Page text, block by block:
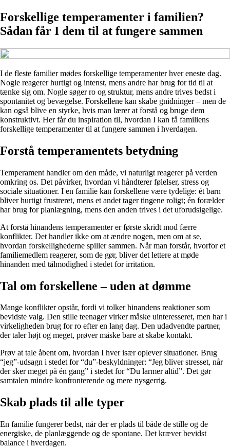
Forskellige temperamenter i familien?
Sådan får I dem til at fungere sammen
I de fleste familier mødes forskellige temperamenter hver eneste dag.
Nogle reagerer hurtigt og intenst, mens andre har brug for tid til at
tænke sig om. Nogle søger ro og struktur, mens andre trives bedst i
spontanitet og bevægelse. Forskellene kan skabe gnidninger – men de
kan også blive en styrke, hvis man lærer at forstå og bruge dem
konstruktivt. Her får du inspiration til, hvordan I kan få familiens
forskellige temperamenter til at fungere sammen i hverdagen.
Forstå temperamentets betydning
Temperament handler om den måde, vi naturligt reagerer på verden
omkring os. Det påvirker, hvordan vi håndterer følelser, stress og
sociale situationer. I en familie kan forskellene være tydelige: ét barn
bliver hurtigt frustreret, mens et andet tager tingene roligt; én forælder
har brug for planlægning, mens den anden trives i det uforudsigelige.
At forstå hinandens temperamenter er første skridt mod færre
konflikter. Det handler ikke om at ændre nogen, men om at se,
hvordan forskellighederne spiller sammen. Når man forstår, hvorfor et
familiemedlem reagerer, som de gør, bliver det lettere at møde
hinanden med tålmodighed i stedet for irritation.
Tal om forskellene – uden at dømme
Mange konflikter opstår, fordi vi tolker hinandens reaktioner som
bevidste valg. Den stille teenager virker måske uinteresseret, men har i
virkeligheden brug for ro efter en lang dag. Den udadvendte partner,
der taler højt og meget, prøver måske bare at skabe kontakt.
Prøv at tale åbent om, hvordan I hver især oplever situationer. Brug
“jeg”-udsagn i stedet for “du”-beskyldninger: “Jeg bliver stresset, når
der sker meget på én gang” i stedet for “Du larmer altid”. Det gør
samtalen mindre konfronterende og mere nysgerrig.
Skab plads til alle typer
En familie fungerer bedst, når der er plads til både de stille og de
energiske, de planlæggende og de spontane. Det kræver bevidst
balance i hverdagen.